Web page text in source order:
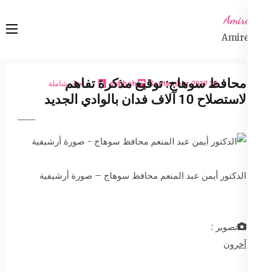
content
Amireta
Amireta
29 September 2017
sabbeh اخبار شاملة
محافظ سوهاج: توقيع مذكرة تفاهم
لاستصلاح 10 آلاف فدان بالوادي الجديد
الدكتور أيمن عبد المنعم محافظ سوهاج – صورة أرشيفية
تصوير :
آخرون